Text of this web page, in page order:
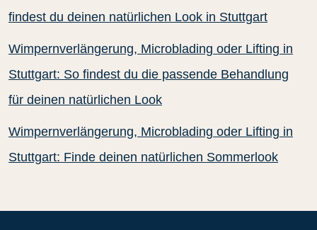
findest du deinen natürlichen Look in Stuttgart
Wimpernverlängerung, Microblading oder Lifting in
Stuttgart: So findest du die passende Behandlung
für deinen natürlichen Look
Wimpernverlängerung, Microblading oder Lifting in
Stuttgart: Finde deinen natürlichen Sommerlook